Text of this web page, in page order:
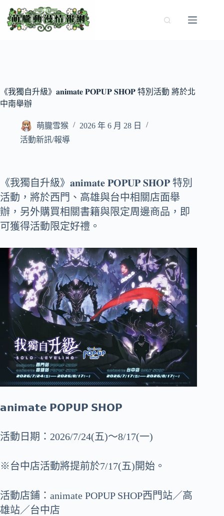
至
《我獨自升級》𝐚𝐧𝐢𝐦𝐚𝐭𝐞 𝐏𝐎𝐏𝐔𝐏 𝐒𝐇𝐎𝐏 特別活動 將於北
中南舉辦
萌朧雪猴
2026 年 6 月 28 日
活動新訊/報導
《我獨自升級》𝐚𝐧𝐢𝐦𝐚𝐭𝐞 𝐏𝐎𝐏𝐔𝐏 𝐒𝐇𝐎𝐏 特別
活動，將於西門、高雄與台中相關店面舉
辦，另外購買相關書籍與限定周邊商品，即
可獲得活動限定好禮。
𝗮𝗻𝗶𝗺𝗮𝘁𝗲 𝗣𝗢𝗣𝗨𝗣 𝗦𝗛𝗢𝗣
活動日期：2026/7/24(五)～8/17(一)
※台中店活動將提前於7/17(五)開始。
活動店鋪：animate POPUP SHOP西門站／高
雄站／台中店